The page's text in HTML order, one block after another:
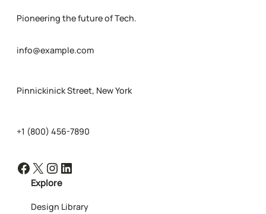
Pioneering the future of Tech.
info@example.com
Pinnickinick Street, New York
+1 (800) 456-7890
Facebook X Instagram LinkedIn
Explore
Design Library